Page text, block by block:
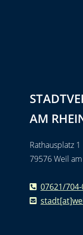
AM
Rathausplatz 1
79576 Weil
07621/